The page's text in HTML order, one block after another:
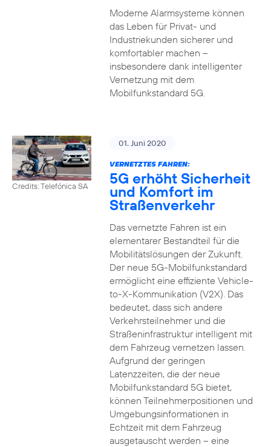
Moderne Alarmsysteme können
das Leben für Privat- und
Industriekunden sicherer und
komfortabler machen –
insbesondere dank intelligenter
Vernetzung mit dem
Mobilfunkstandard 5G.
Credits: Telefónica SA
01. Juni 2020
VERNETZTES FAHREN:
5G erhöht Sicherheit
und Komfort im
Straßenverkehr
Das vernetzte Fahren ist ein
elementarer Bestandteil für die
Mobilitätslösungen der Zukunft.
Der neue 5G-Mobilfunkstandard
ermöglicht eine effiziente Vehicle-
to-X-Kommunikation (V2X). Das
bedeutet, dass sich andere
Verkehrsteilnehmer und die
Straßeninfrastruktur intelligent mit
dem Fahrzeug vernetzen lassen.
Aufgrund der geringen
Latenzzeiten, die der neue
Mobilfunkstandard 5G bietet,
können Teilnehmerpositionen und
Umgebungsinformationen in
Echtzeit mit dem Fahrzeug
ausgetauscht werden – eine